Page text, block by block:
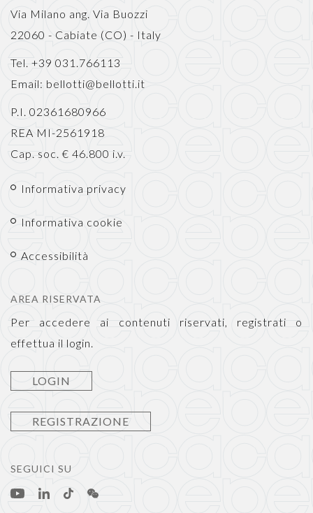
Via Milano ang. Via Buozzi
22060 - Cabiate (CO) - Italy
Tel. +39 031.766113
Email: bellotti@bellotti.it
P.I. 02361680966
REA MI-2561918
Cap. soc. € 46.800 i.v.
Informativa privacy
Informativa cookie
Accessibilità
AREA RISERVATA
Per accedere ai contenuti riservati, registrati o
effettua il login.
LOGIN
REGISTRAZIONE
SEGUICI SU